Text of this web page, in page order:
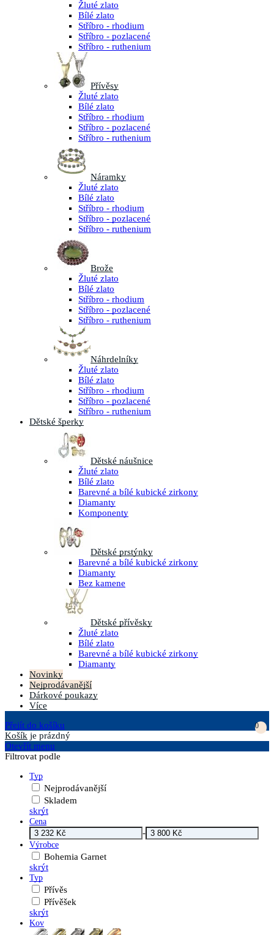
Žluté zlato
Bílé zlato
Stříbro - rhodium
Stříbro - pozlacené
Stříbro - ruthenium
Přívěsy
Žluté zlato
Bílé zlato
Stříbro - rhodium
Stříbro - pozlacené
Stříbro - ruthenium
Náramky
Žluté zlato
Bílé zlato
Stříbro - rhodium
Stříbro - pozlacené
Stříbro - ruthenium
Brože
Žluté zlato
Bílé zlato
Stříbro - rhodium
Stříbro - pozlacené
Stříbro - ruthenium
Náhrdelníky
Žluté zlato
Bílé zlato
Stříbro - rhodium
Stříbro - pozlacené
Stříbro - ruthenium
Dětské šperky
Dětské náušnice
Žluté zlato
Bílé zlato
Barevné a bílé kubické zirkony
Diamanty
Komponenty
Dětské prstýnky
Barevné a bílé kubické zirkony
Diamanty
Bez kamene
Dětské přívěsky
Žluté zlato
Bílé zlato
Barevné a bílé kubické zirkony
Diamanty
Novinky
Nejprodávanější
Dárkové poukazy
Více
Přejít do košíku
0
Košík je prázdný
Otevřít menu
Filtrovat podle
Typ
Nejprodávanější
Skladem
skrýt
Cena
-
Výrobce
Bohemia Garnet
skrýt
Typ
Přívěs
Přívěšek
skrýt
Kov